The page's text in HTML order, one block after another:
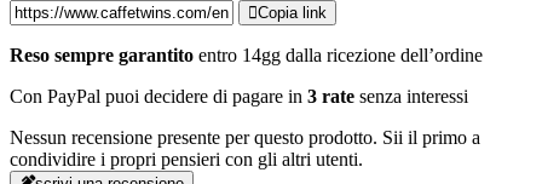
Copia link
Reso sempre garantito entro 14gg dalla ricezione dell’ordine
Con PayPal puoi decidere di pagare in 3 rate senza interessi
Nessun recensione presente per questo prodotto. Sii il primo a
condividire i propri pensieri con gli altri utenti.